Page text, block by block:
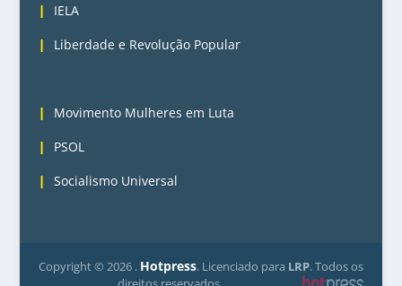
IELA
Liberdade e Revolução Popular
Movimento Mulheres em Luta
PSOL
Socialismo Universal
Copyright © 2026 . Hotpress. Licenciado para LRP. Todos os